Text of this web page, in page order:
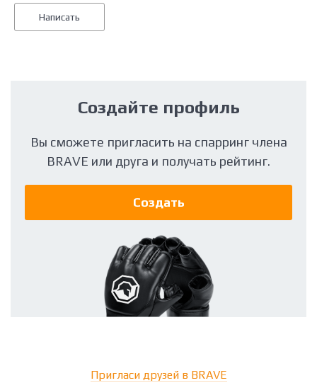
Написать
Создайте профиль
Вы сможете пригласить на спарринг члена
BRAVE или друга и получать рейтинг.
Создать
Пригласи друзей в BRAVE